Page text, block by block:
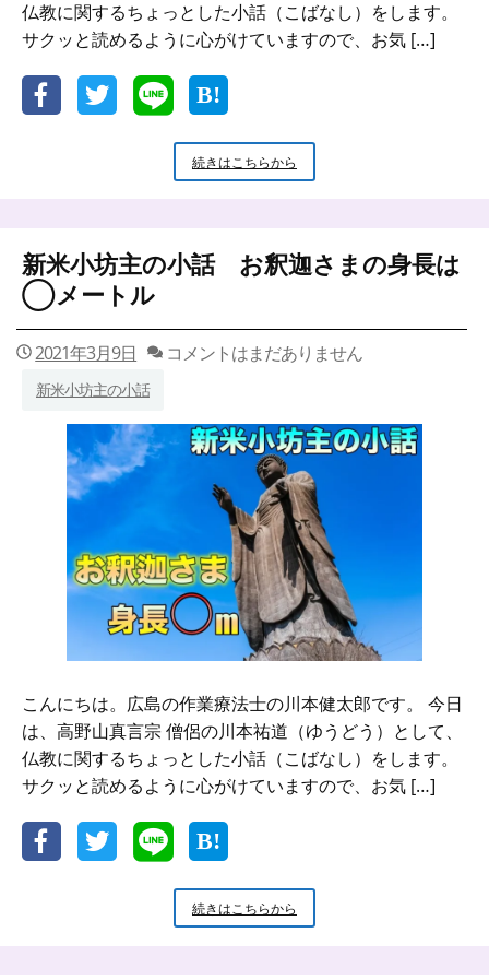
仏教に関するちょっとした小話（こばなし）をします。
サクッと読めるように心がけていますので、お気 […]
続きはこちらから
米
の
誰
に
対
拝
む
の
か
新米小坊主の小話 お釈迦さまの身長は
◯メートル
2021年3月9日 コメントはまだありません
新米小坊主の小話
こんにちは。広島の作業療法士の川本健太郎です。 今日
は、高野山真言宗 僧侶の川本祐道（ゆうどう）として、
仏教に関するちょっとした小話（こばなし）をします。
サクッと読めるように心がけていますので、お気 […]
続きはこちらから
米